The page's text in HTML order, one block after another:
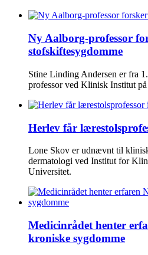
Ny Aalborg-professor
stofskiftesygdomme
Stine Linding Andersen er fra
professor ved Klinisk Institut
Herlev får
Lone Skov er udnævnt til
dermatologi ved Institut for
Universitet.
Medicinrådet henter
kroniske sygdomme